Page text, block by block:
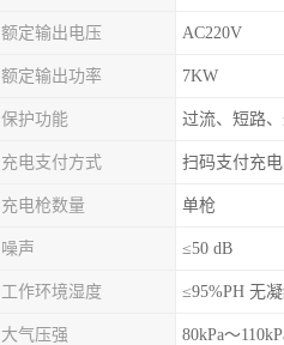
额定输出电压 AC220V
额定输出功率 7KW
保护功能
充电支付方式 扫码支付充
充电枪数量 单枪
噪声 ≤50 dB
工作环境湿度 ≤95%PH 无
大气压强 80kPa～